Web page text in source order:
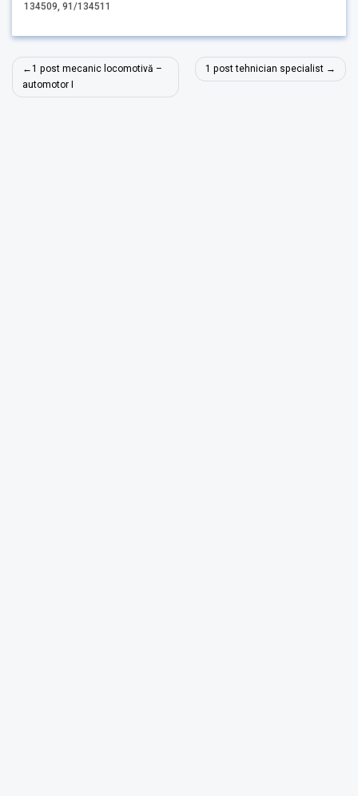
134509, 91/134511
Navigare
în
1 post mecanic locomotivă –
automotor I
1 post tehnician specialist